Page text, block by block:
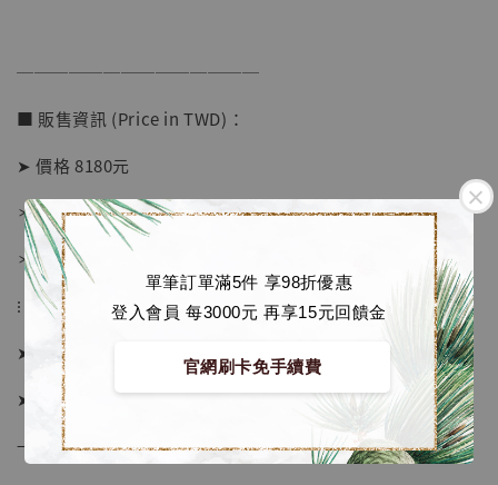
單筆訂單滿5件 享98折優惠
登入會員 每3000元 再享15元回饋金
官網刷卡免手續費
加購優惠【海賊王 布魯克達摩 [7STARS Studio]】
──────────────
■ 販售資訊 (Price in TWD)：
➤ 價格 8180元
＊ 國際運費另計
＊ 刷卡免手續費
⁝
➤ 接單截止日：數量售完即止
➤ 預計發貨日：下單後約1週
→ 若有提前或延後則以廠商實際發貨時間為準